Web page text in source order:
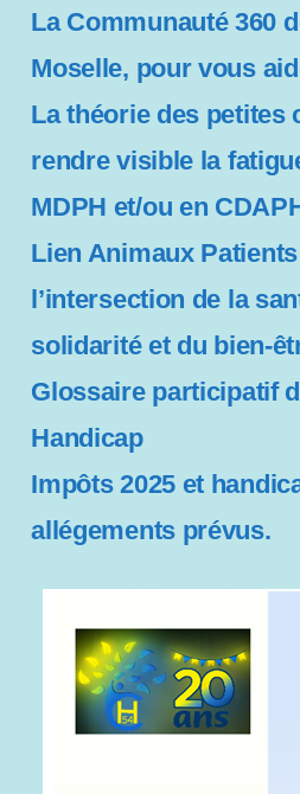
La Communauté 360
Moselle, pour vous
La théorie des petites
rendre visible la
MDPH et/ou en
Lien Animaux
l’intersection de la
solidarité et du bien-
Glossaire participatif
Handicap
Impôts 2025 et
allégements prévus.